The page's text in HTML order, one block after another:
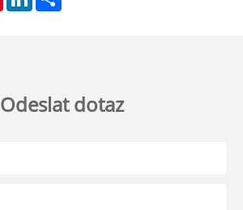
Odeslat dotaz